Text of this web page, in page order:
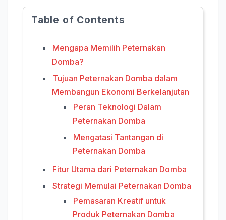
Table of Contents
Mengapa Memilih Peternakan
Domba?
Tujuan Peternakan Domba dalam
Membangun Ekonomi Berkelanjutan
Peran Teknologi Dalam
Peternakan Domba
Mengatasi Tantangan di
Peternakan Domba
Fitur Utama dari Peternakan Domba
Strategi Memulai Peternakan Domba
Pemasaran Kreatif untuk
Produk Peternakan Domba